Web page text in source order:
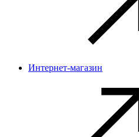
Интернет-магазин